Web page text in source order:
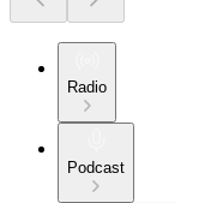
Radio
Podcast